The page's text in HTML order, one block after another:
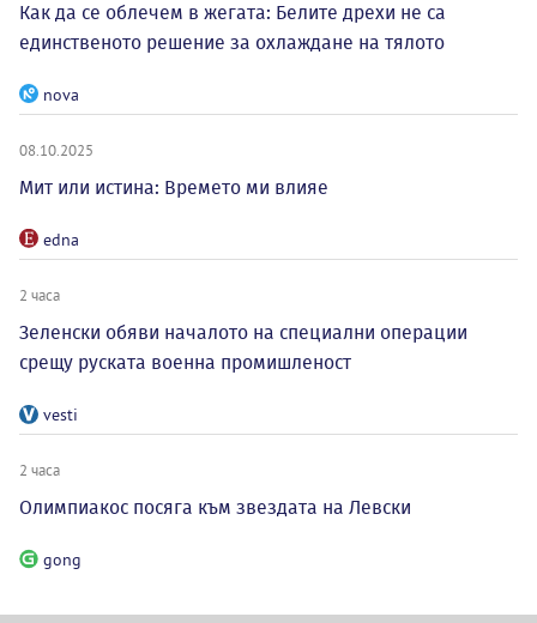
Как да се облечем в жегата: Белите дрехи не са
единственото решение за охлаждане на тялото
nova
08.10.2025
Мит или истина: Времето ми влияе
edna
2 часа
Зеленски обяви началото на специални операции
срещу руската военна промишленост
vesti
2 часа
Олимпиакос посяга към звездата на Левски
gong